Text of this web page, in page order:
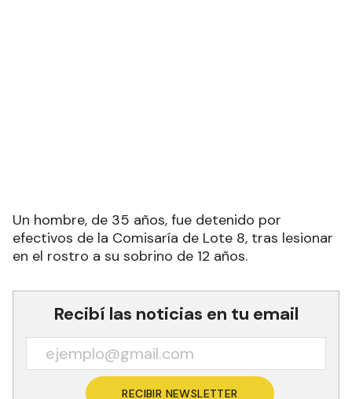
Un hombre, de 35 años, fue detenido por
efectivos de la Comisaría de Lote 8, tras lesionar
en el rostro a su sobrino de 12 años.
Recibí las noticias en tu email